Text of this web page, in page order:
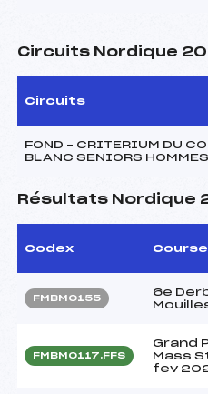
Circuits Nordique
Circuits
FOND – CRITERIUM DU
BLANC SENIORS HOMMES
Résultats Nordique
Codex Course
FMBM0155
6e
FMBM0117.FFS
Grand
Mass
fev